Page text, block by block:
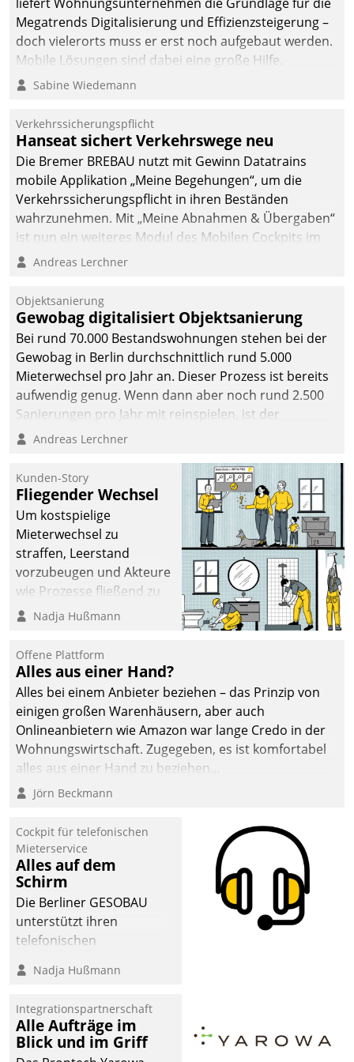
sich dabei für den Betrieb
der Lösung über die SAP
Cloud Platform
entschieden - als erstes
Unternehmen am
Megatrends Digitalisierung und Effizienzsteigerung –
doch vielerorts muss er erst noch aufgebaut werden.
Mobile Lösungen sind dabei eine große Hilfe.
Sabine Wiedemann
Verkehrssicherungspflicht
Hanseat sichert Verkehrswege neu
Die Bremer BREBAU nutzt mit Gewinn Datatrains
mobile Applikation „Meine Begehungen“, um die
Verkehrssicherungspflicht in ihren Beständen
wahrzunehmen. Mit „Meine Abnahmen & Übergaben“
ist nun ein weiteres Modul des Mobilen Cockpits im
Einsatz.
Andreas Lerchner
Objektsanierung
Gewobag digitalisiert Objektsanierung
Bei rund 70.000 Bestandswohnungen stehen bei der
Gewobag in Berlin durchschnittlich rund 5.000
Mieterwechsel pro Jahr an. Dieser Prozess ist bereits
aufwendig genug. Wenn dann aber noch rund 2.500
Sanierungen pro Jahr mit reinspielen, ist der
Betreuungs- und Organisationsaufwand immens. Im
kommunale Wohnungsbauunternehmen daher
gemeinsam mit der Berliner Datatrain GmbH den
Teilprozess der Objektsanierung digitalisiert.
Andreas Lerchner
Kunden-Story
Fliegender Wechsel
Um kostspielige
Mieterwechsel zu
straffen, Leerstand
vorzubeugen und Akteure
wie Prozesse fließend zu
vernetzen, nutzt die
Jahresbeginn eine
Überblick, Einsicht und
Eingriff bietende Lösung.
Zur Entwicklung setzte
man auf
Cloudtechnologie,
bewährte und Startup-
agile Projektmethoden.
Nadja Hußmann
Offene Plattform
Alles aus einer Hand?
Alles bei einem Anbieter beziehen – das Prinzip von
einigen großen Warenhäusern, aber auch
Onlineanbietern wie Amazon war lange Credo in der
Wohnungswirtschaft. Zugegeben, es ist komfortabel
alles aus einer Hand zu beziehen...
Jörn Beckmann
Cockpit für telefonischen
Mieterservice
Alles auf dem
Schirm
Die Berliner GESOBAU
unterstützt ihren
telefonischen
digitalen Cockpit, das
passende Fragen und
Schlagworte auswirft.
Eine intuitive
Nadja Hußmann
Integrationspartnerschaft
Alle Aufträge im
Blick und im Griff